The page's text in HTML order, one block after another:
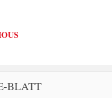
BLATT